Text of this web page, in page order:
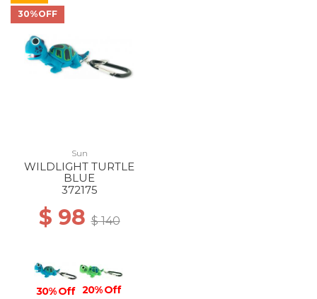
30%OFF
Sun
WILDLIGHT TURTLE
BLUE
372175
$ 98$ 140
30% Off 20% Off